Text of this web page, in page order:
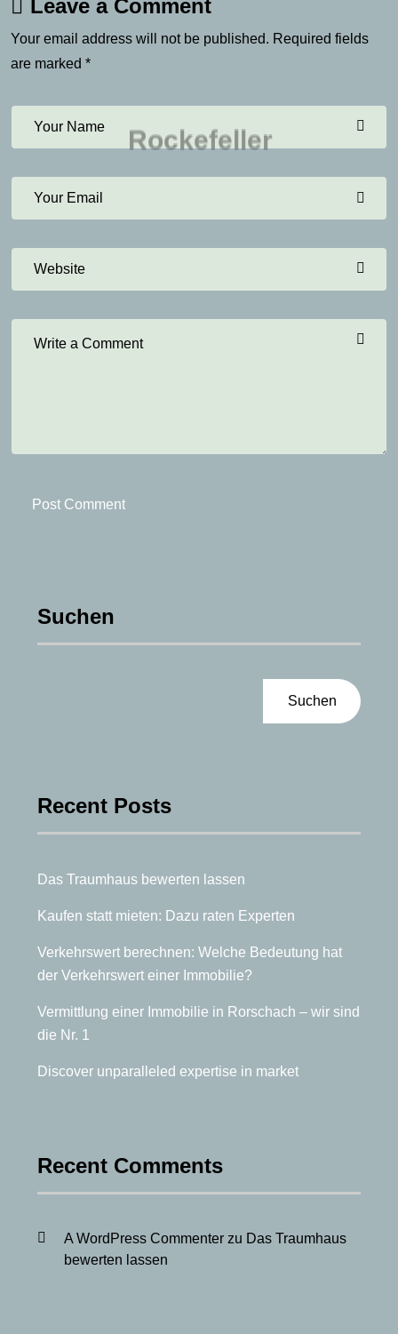
Rockefeller
Leave a Comment
Your email address will not be published. Required fields
are marked *
Post Comment
Suchen
Suchen
Recent Posts
Das Traumhaus bewerten lassen
Kaufen statt mieten: Dazu raten Experten
Verkehrswert berechnen: Welche Bedeutung hat
der Verkehrswert einer Immobilie?
Vermittlung einer Immobilie in Rorschach – wir sind
die Nr. 1
Discover unparalleled expertise in market
Recent Comments
A WordPress Commenter zu Das Traumhaus
bewerten lassen